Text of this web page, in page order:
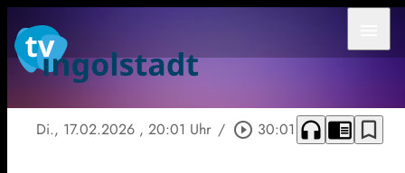
Di., 17.02.2026 , 20:01 Uhr / play_circle_outline 30:01 headphones chrome_reader_mode bookmark_border